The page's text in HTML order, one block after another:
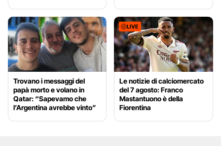
Trovano i messaggi del
papà morto e volano in
Qatar: “Sapevamo che
l’Argentina avrebbe vinto”
LIVE
Le notizie di calciomercato
del 7 agosto: Franco
Mastantuono è della
Fiorentina